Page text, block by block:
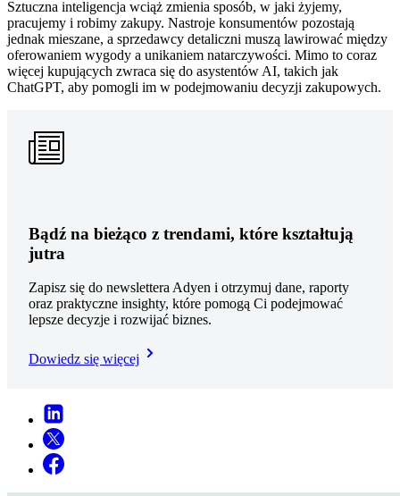
Sztuczna inteligencja wciąż zmienia sposób, w jaki żyjemy,
pracujemy i robimy zakupy. Nastroje konsumentów pozostają
jednak mieszane, a sprzedawcy detaliczni muszą lawirować między
oferowaniem wygody a unikaniem natarczywości. Mimo to coraz
więcej kupujących zwraca się do asystentów AI, takich jak
ChatGPT, aby pomogli im w podejmowaniu decyzji zakupowych.
Bądź na bieżąco z trendami, które kształtują
jutra
Zapisz się do newslettera Adyen i otrzymuj dane, raporty
oraz praktyczne insighty, które pomogą Ci podejmować
lepsze decyzje i rozwijać biznes.
Dowiedz się więcej​